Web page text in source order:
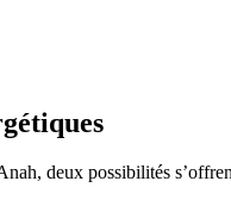
deux possibilités